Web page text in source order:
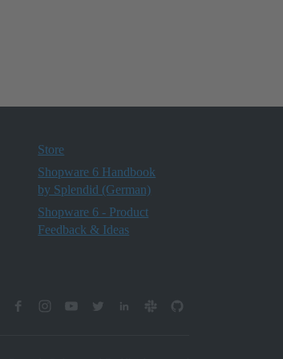
Store
Shopware 6 Handbook
by Splendid (German)
Shopware 6 - Product
Feedback & Ideas